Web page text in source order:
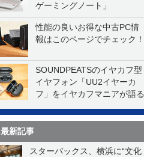
ゲーミングノート」
性能の良いお得な中古PC情
報はこのページでチェック！
SOUNDPEATSのイヤカフ型
イヤフォン「UU2イヤーカ
フ」をイヤカフマニアが語る
最新記事
スターバックス、横浜に“文化